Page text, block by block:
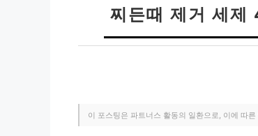
찌든때 제거 세제
이 포스팅은 파트너스 활동의 일환으로, 이에 따